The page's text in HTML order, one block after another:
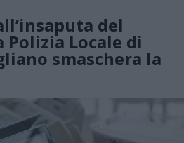
del
Locale di
smaschera la